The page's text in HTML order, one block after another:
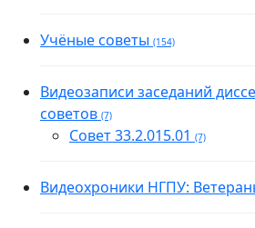
Учёные советы (154)
Видеозаписи заседаний
советов (7)
Совет 33.2.015.01 (7)
Видеохроники НГПУ: